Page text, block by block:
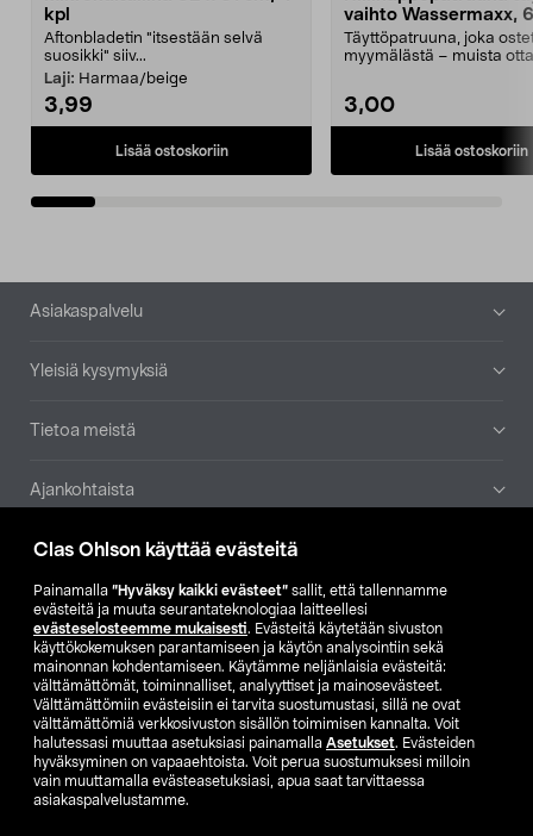
Clas Ohlson käyttää evästeitä
Painamalla ”Hyväksy kaikki evästeet” sallit, että tallennamme
evästeitä ja muuta seurantateknologiaa laitteellesi
evästeselosteemme mukaisesti. Evästeitä käytetään sivuston
käyttökokemuksen parantamiseen ja käytön analysointiin sekä
mainonnan kohdentamiseen. Käytämme neljänlaisia evästeitä:
välttämättömät, toiminnalliset, analyyttiset ja mainosevästeet.
Välttämättömiin evästeisiin ei tarvita suostumustasi, sillä ne ovat
välttämättömiä verkkosivuston sisällön toimimisen kannalta. Voit
halutessasi muuttaa asetuksiasi painamalla Asetukset. Evästeiden
hyväksyminen on vapaaehtoista. Voit perua suostumuksesi milloin
vain muuttamalla evästeasetuksiasi, apua saat tarvittaessa
asiakaspalvelustamme.
kpl
Aftonbladetin "itsestään selvä
suosikki" siiv...
Laji: Harmaa/beige
3,99
Lisää ostoskoriin
vaihto Wassermaxx,
Täyttöpatruuna, joka
myymälästä – muista
3,00
Lisää ostoskoriin
Alatunniste
Asiakaspalvelu
Yleisiä kysymyksiä
Tietoa meistä
Ajankohtaista
Muut yrityksemme
Etsi myymälä
SE NO FI
FI SV